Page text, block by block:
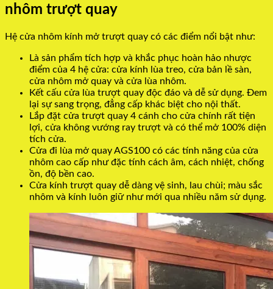
nhôm trượt quay
Hệ cửa nhôm kính mở trượt quay có các điểm nổi bật như:
Là sản phẩm tích hợp và khắc phục hoàn hảo nhược
điểm của 4 hệ cửa: cửa kính lùa treo, cửa bản lề sàn,
cửa nhôm mở quay và cửa lùa nhôm.
Kết cấu cửa lùa trượt quay độc đáo và dễ sử dụng. Đem
lại sự sang trọng, đẳng cấp khác biệt cho nội thất.
Lắp đặt cửa trượt quay 4 cánh cho cửa chính rất tiện
lợi, cửa không vướng ray trượt và có thể mở 100% diện
tích cửa.
Cửa đi lùa mở quay AGS100 có các tính năng của cửa
nhôm cao cấp như đặc tính cách âm, cách nhiệt, chống
ồn, độ bền cao.
Cửa kính trượt quay dễ dàng vệ sinh, lau chùi; màu sắc
nhôm và kính luôn giữ như mới qua nhiều năm sử dụng.